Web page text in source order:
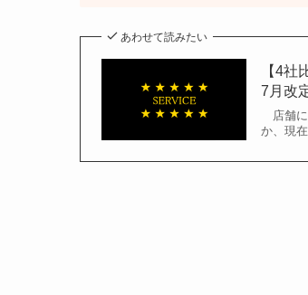
あわせて読みたい
【4
7月改
店舗に
か、現